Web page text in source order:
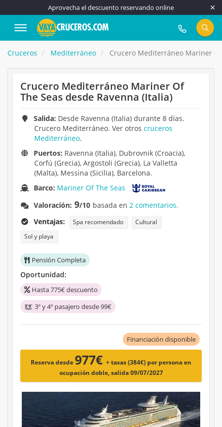
Aprovecha el descuento reservando online
917 815 555
Cruceros Mediterráneo Crucero Mediterráneo Mariner
Crucero Mediterráneo Mariner Of
The Seas desde Ravenna (Italia)
Salida: Desde Ravenna (Italia) durante 8 días.
Crucero Mediterráneo. Ver otros cruceros
Mediterráneo.
Puertos: Ravenna (Italia), Dubrovnik (Croacia),
Corfú (Grecia), Argostoli (Grecia), La Valletta
(Malta), Messina (Sicilia), Barcelona.
Barco: Mariner Of The Seas
Valoración: 9/10 basada en2 comentarios.
Ventajas:
Spa recomendado
Cultural
Sol y playa
Pensión Completa
Oportunidad:
Hasta 775€ descuento
3º y 4º pasajero desde 99€
Financiación disponible
Reserva desde977€ + tasas (384€) por persona en
ocupación doble, salida 09/07/2027